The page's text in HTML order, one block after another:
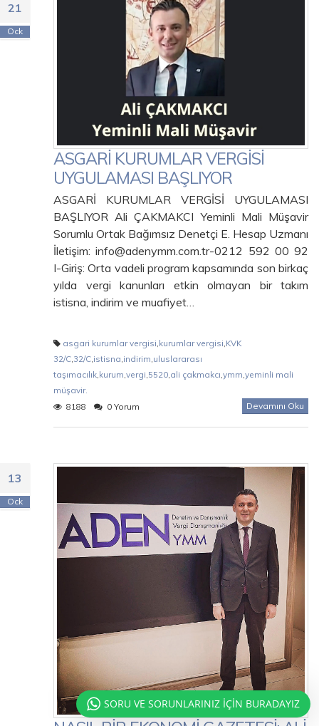
21
Ock
ASGARİ KURUMLAR VERGİSİ
UYGULAMASI BAŞLIYOR
ASGARİ KURUMLAR VERGİSİ UYGULAMASI
BAŞLIYOR Ali ÇAKMAKCI Yeminli Mali Müşavir
Sorumlu Ortak Bağımsız Denetçi E. Hesap Uzmanı
İletişim: info@adenymm.com.tr-0212 592 00 92
I-Giriş: Orta vadeli program kapsamında son birkaç
yılda vergi kanunları etkin olmayan bir takım
istisna, indirim ve muafiyet…
asgari kurumlar vergisi,kurumlar vergisi,KVK
32/C,32/C,istisna,indirim,uluslararası
taşımacılık,kurum,vergi,5520,ali çakmakcı,ymm,yeminli mali
müşavir.
8188
0 Yorum Devamını Oku
13
Ock
SORU VE SORUNLARINIZ İÇİN BURADAYIZ